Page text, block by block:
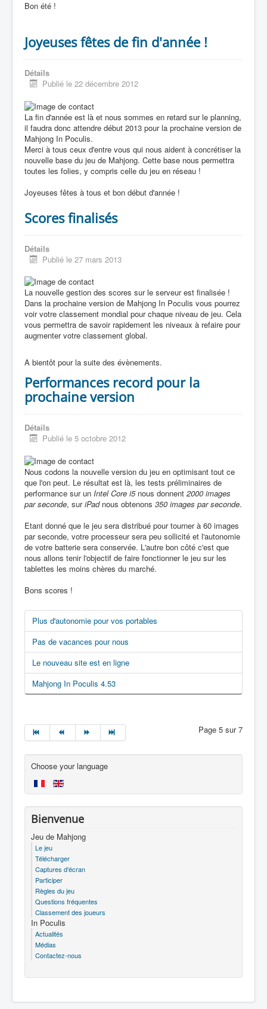
Bon été !
Joyeuses fêtes de fin d'année !
Détails
Publié le 22 décembre 2012
La fin d'année est là et nous sommes en retard sur le planning,
il faudra donc attendre début 2013 pour la prochaine version de
Mahjong In Poculis.
Merci à tous ceux d'entre vous qui nous aident à concrétiser la
nouvelle base du jeu de Mahjong. Cette base nous permettra
toutes les folies, y compris celle du jeu en réseau !
Joyeuses fêtes à tous et bon début d'année !
Scores finalisés
Détails
Publié le 27 mars 2013
La nouvelle gestion des scores sur le serveur est finalisée !
Dans la prochaine version de Mahjong In Poculis vous pourrez
voir votre classement mondial pour chaque niveau de jeu. Cela
vous permettra de savoir rapidement les niveaux à refaire pour
augmenter votre classement global.
A bientôt pour la suite des évènements.
Performances record pour la
prochaine version
Détails
Publié le 5 octobre 2012
Nous codons la nouvelle version du jeu en optimisant tout ce
que l'on peut. Le résultat est là, les tests préliminaires de
performance sur un Intel Core i5nous donnent 2000 images
par seconde, suriPadnous obtenons 350 images par seconde.
Etant donné que le jeu sera distribué pour tourner à 60 images
par seconde, votre processeur sera peu sollicité et l'autonomie
de votre batterie sera conservée. L'autre bon côté c'est que
nous allons tenir l'objectif de faire fonctionner le jeu sur les
tablettes les moins chères du marché.
Bons scores !
Plus d'autonomie pour vos portables
Pas de vacances pour nous
Le nouveau site est en ligne
Mahjong In Poculis 4.53
Page 5 sur 7
Choose your language
Bienvenue
Jeu de Mahjong
Le jeu
Télécharger
Captures d'écran
Participer
Règles du jeu
Questions fréquentes
Classement des joueurs
In Poculis
Actualités
Médias
Contactez-nous